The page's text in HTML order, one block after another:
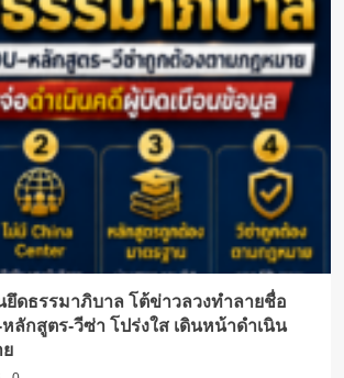
ยึดธรรมาภิบาล โต้ข่าวลวงทำลายชื่อ
หลักสูตร-วีซ่า โปร่งใส เดินหน้าดำเนิน